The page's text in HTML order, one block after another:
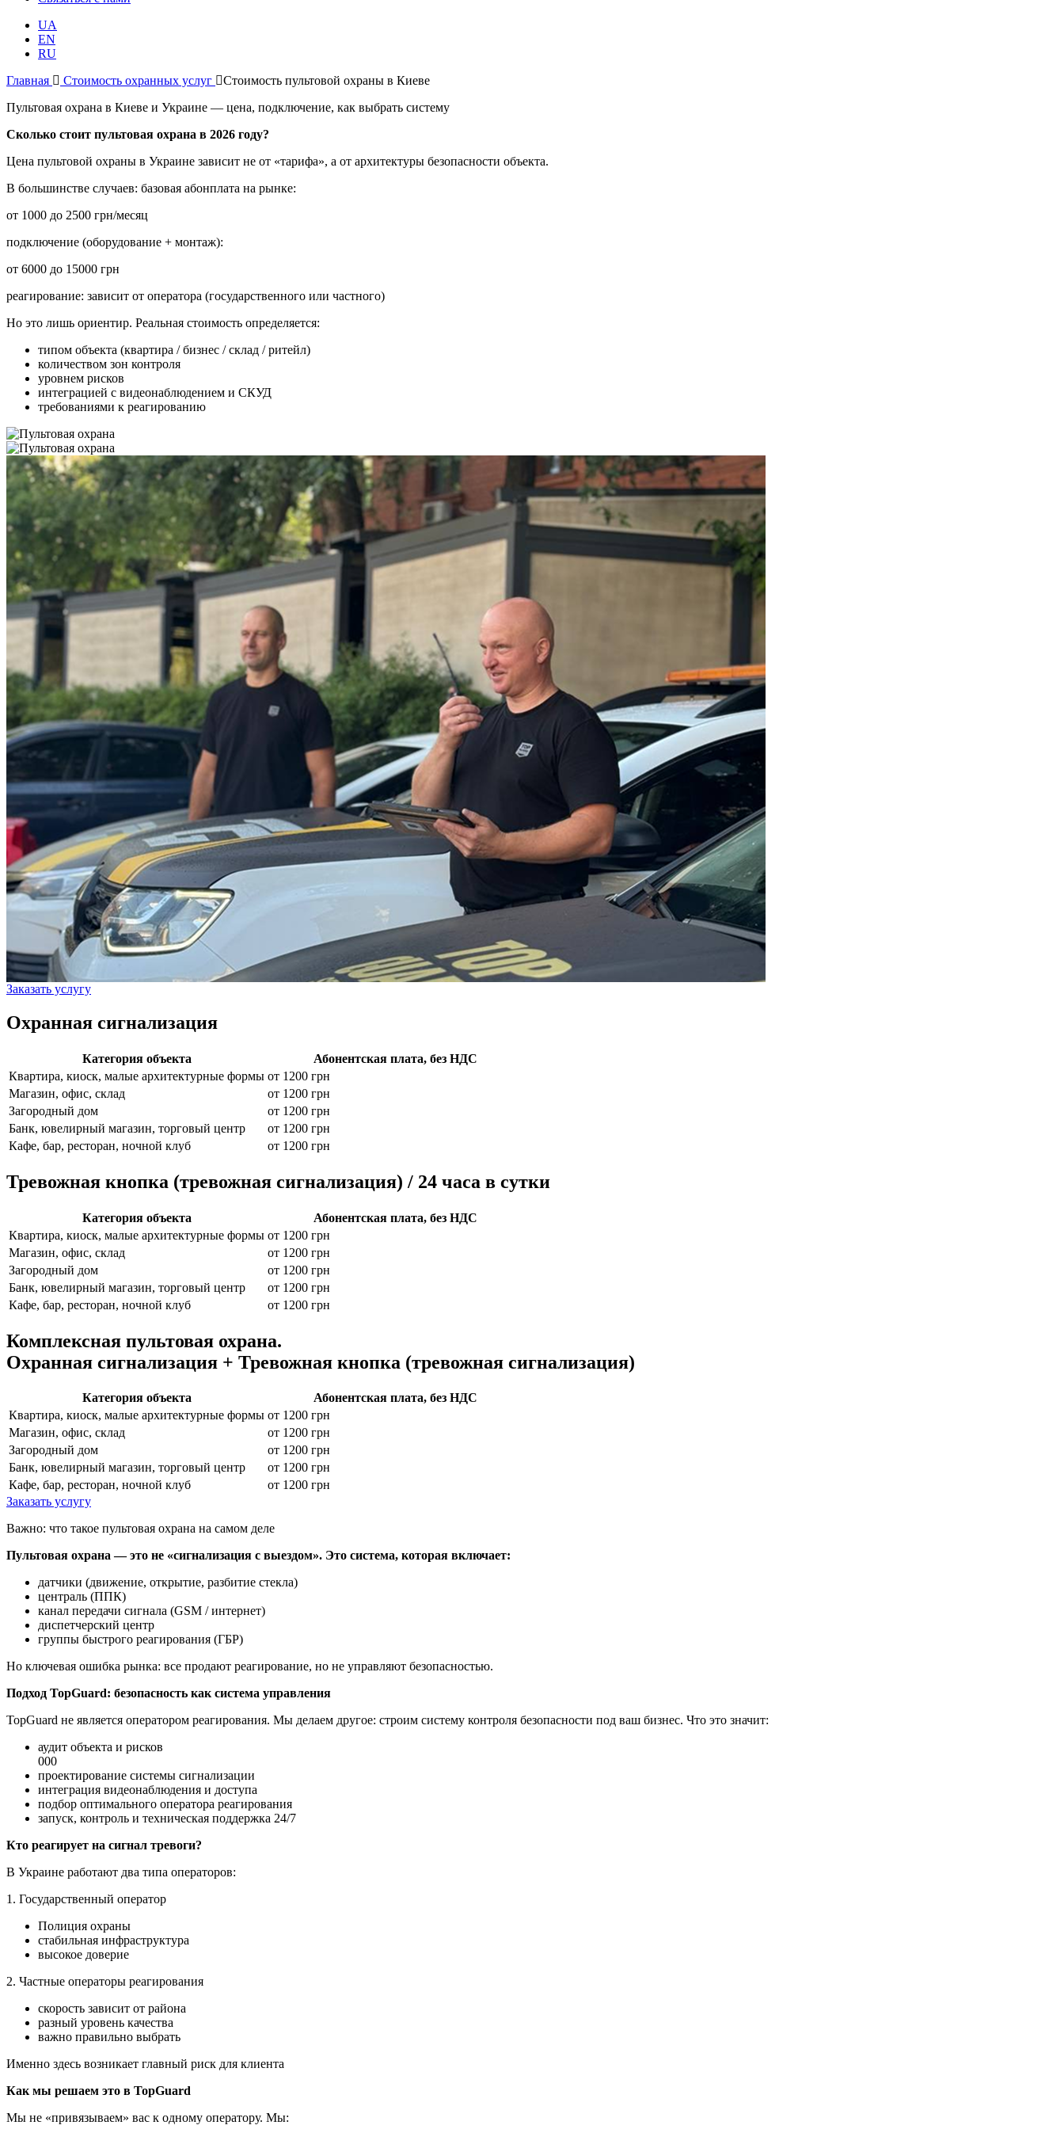
UA
EN
RU
Главная
Стоимость охранных услуг
Стоимость пультовой охраны в Киеве
Пультовая охрана в Киеве и Украине — цена, подключение, как выбрать систему
Сколько стоит пультовая охрана в 2026 году?
Цена пультовой охраны в Украине зависит не от «тарифа», а от архитектуры безопасности объекта.
В большинстве случаев: базовая абонплата на рынке:
от 1000 до 2500 грн/месяц
подключение (оборудование + монтаж):
от 6000 до 15000 грн
реагирование: зависит от оператора (государственного или частного)
Но это лишь ориентир. Реальная стоимость определяется:
типом объекта (квартира / бизнес / склад / ритейл)
количеством зон контроля
уровнем рисков
интеграцией с видеонаблюдением и СКУД
требованиями к реагированию
Заказать услугу
Охранная сигнализация
Категория объекта
Абонентская плата, без НДС
Квартира, киоск, малые архитектурные формы от 1200 грн
Магазин, офис, склад
от 1200 грн
Загородный дом
от 1200 грн
Банк, ювелирный магазин, торговый центр
от 1200 грн
Кафе, бар, ресторан, ночной клуб
от 1200 грн
Тревожная кнопка (тревожная сигнализация) / 24 часа в сутки
Категория объекта
Абонентская плата, без НДС
Квартира, киоск, малые архитектурные формы от 1200 грн
Магазин, офис, склад
от 1200 грн
Загородный дом
от 1200 грн
Банк, ювелирный магазин, торговый центр
от 1200 грн
Кафе, бар, ресторан, ночной клуб
от 1200 грн
Комплексная пультовая охрана.
Охранная сигнализация + Тревожная кнопка (тревожная сигнализация)
Категория объекта
Абонентская плата, без НДС
Квартира, киоск, малые архитектурные формы от 1200 грн
Магазин, офис, склад
от 1200 грн
Загородный дом
от 1200 грн
Банк, ювелирный магазин, торговый центр
от 1200 грн
Кафе, бар, ресторан, ночной клуб
от 1200 грн
Заказать услугу
Важно: что такое пультовая охрана на самом деле
Пультовая охрана — это не «сигнализация с выездом». Это система, которая включает:
датчики (движение, открытие, разбитие стекла)
централь (ППК)
канал передачи сигнала (GSM / интернет)
диспетчерский центр
группы быстрого реагирования (ГБР)
Но ключевая ошибка рынка: все продают реагирование, но не управляют безопасностью.
Подход TopGuard: безопасность как система управления
TopGuard не является оператором реагирования. Мы делаем другое: строим систему контроля безопасности под ваш бизнес. Что это значит:
аудит объекта и рисков
000
проектирование системы сигнализации
интеграция видеонаблюдения и доступа
подбор оптимального оператора реагирования
запуск, контроль и техническая поддержка 24/7
Кто реагирует на сигнал тревоги?
В Украине работают два типа операторов:
1. Государственный оператор
Полиция охраны
стабильная инфраструктура
высокое доверие
2. Частные операторы реагирования
скорость зависит от района
разный уровень качества
важно правильно выбрать
Именно здесь возникает главный риск для клиента
Как мы решаем это в TopGuard
Мы не «привязываем» вас к одному оператору. Мы: